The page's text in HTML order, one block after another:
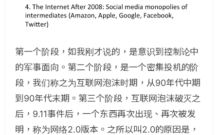
第一个阶段，如我刚才说的，是意识到控制论中
的军事面向。第二个阶段，是一个密集投机的阶
段，我们称之为互联网泡沫时期，从90年代中期
到90年代末期。第三个阶段，互联网泡沫破灭之
后，9.11事件后，一个东西再次出现、再次被发
明，称为网络2.0版本。之所以叫2.0的原因是，